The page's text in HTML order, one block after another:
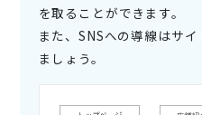
を取ることができます。
また、SNSへの導線はサ
ましょう。